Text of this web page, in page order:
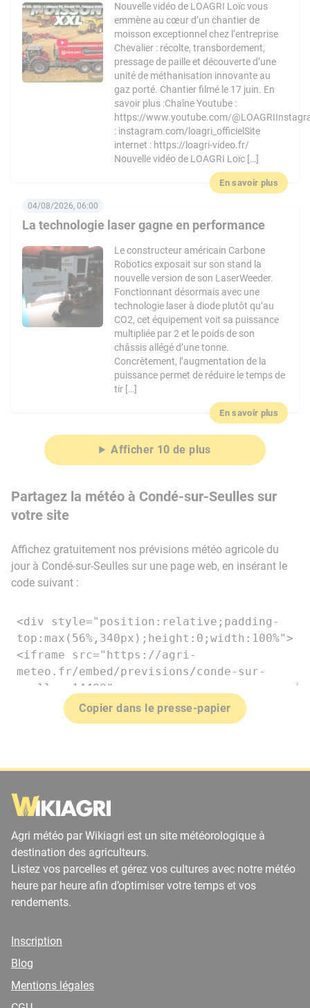
Nouvelle vidéo de LOAGRI Loïc vous
emmène au cœur d’un chantier de
moisson exceptionnel chez l’entreprise
Chevalier : récolte, transbordement,
pressage de paille et découverte d’une
unité de méthanisation innovante au
gaz porté. Chantier filmé le 17 juin. En
savoir plus :Chaîne Youtube :
https://www.youtube.com/
: instagram.com/loagri_officielSite
internet : https://loagri-video.fr/
Nouvelle vidéo de LOAGRI Loïc […]
En savoir plus
La technologie laser gagne en performance
04/08/2026, 06:00
Le constructeur américain Carbone
Robotics exposait sur son stand la
nouvelle version de son LaserWeeder.
Fonctionnant désormais avec une
technologie laser à diode plutôt qu’au
CO2, cet équipement voit sa puissance
multipliée par 2 et le poids de son
châssis allégé d’une tonne.
Concrètement, l’augmentation de la
puissance permet de réduire le temps de
tir […]
En savoir plus
Afficher 10 de plus
Partagez la météo à Condé-sur-Seulles sur
votre site
Affichez gratuitement nos prévisions météo agricole du
jour à Condé-sur-Seulles sur une page web, en insérant le
code suivant :
Copier dans le presse-papier
Agri météo par Wikiagri est un site météorologique à
destination des agriculteurs.
Listez vos parcelles et gérez vos cultures avec notre météo
heure par heure afin d’optimiser votre temps et vos
rendements.
Inscription
Blog
Mentions légales